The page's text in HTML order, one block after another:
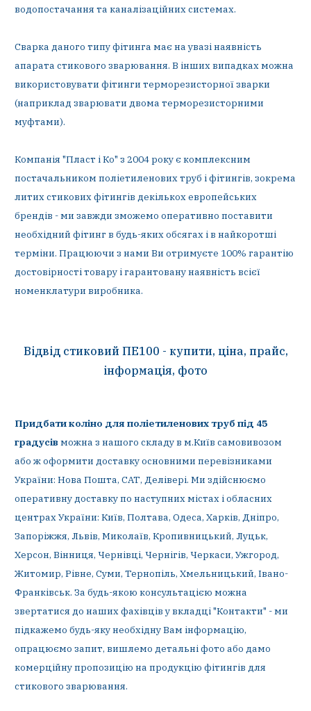
водопостачання та каналізаційних системах.
Сварка даного типу фітинга має на увазі наявність
апарата стикового зварювання. В інших випадках можна
використовувати фітинги терморезисторної зварки
(наприклад зварювати двома терморезисторними
муфтами).
Компанія "Пласт і Ко" з 2004 року є комплексним
постачальником поліетиленових труб і фітингів, зокрема
литих стикових фітингів декількох европейських
брендів - ми завжди зможемо оперативно поставити
необхідний фітинг в будь-яких обсягах і в найкоротші
терміни. Працюючи з нами Ви отримуєте 100% гарантію
достовірності товару і гарантовану наявність всієї
номенклатури виробника.
Відвід стиковий ПЕ100 - купити, ціна, прайс,
інформація, фото
Придбати коліно для поліетиленових труб під 45
градусівможна з нашого складу в м.Київ самовивозом
або ж оформити доставку основними перевізниками
України: Нова Пошта, САТ, Делівері. Ми здійснюємо
оперативну доставку по наступних містах і обласних
центрах України: Київ, Полтава, Одеса, Харків, Дніпро,
Запоріжжя, Львів, Миколаїв, Кропивницький, Луцьк,
Херсон, Вінниця, Чернівці, Чернігів, Черкаси, Ужгород,
Житомир, Рівне, Суми, Тернопіль, Хмельницький, Івано-
Франківськ. За будь-якою консультацією можна
звертатися до наших фахівців у вкладці "Контакти" - ми
підкажемо будь-яку необхідну Вам інформацію,
опрацюємо запит, вишлемо детальні фото або дамо
комерційну пропозицію на продукцію фітингів для
стикового зварювання.